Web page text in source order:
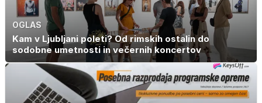
OGLAS
Kam v Ljubljani poleti? Od rimskih ostalin do
sodobne umetnosti in večernih koncertov